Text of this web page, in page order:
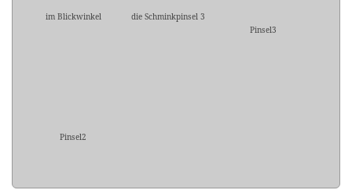
im Blickwinkel
die Schminkpinsel 3
Pinsel3
Pinsel2